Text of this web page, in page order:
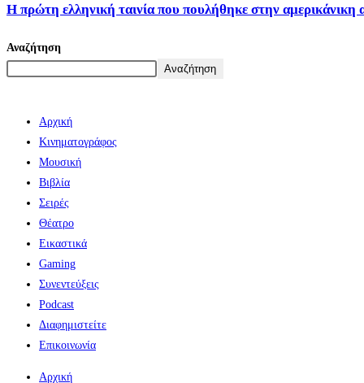
Η πρώτη ελληνική ταινία που πουλήθηκε στην αμερικάνικη
Αναζήτηση
Αναζήτηση
Αρχική
Κινηματογράφος
Μουσική
Βιβλία
Σειρές
Θέατρο
Εικαστικά
Gaming
Συνεντεύξεις
Podcast
Διαφημιστείτε
Επικοινωνία
Αρχική